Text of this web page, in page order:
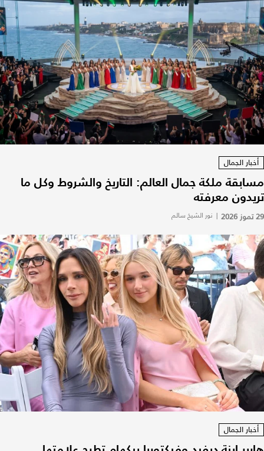
أخبار الجمال
مسابقة ملكة جمال العالم: التاريخ والشروط وكل ما
تريدون معرفته
29 تموز 2026 | نور الشيخ سالم
أخبار الجمال